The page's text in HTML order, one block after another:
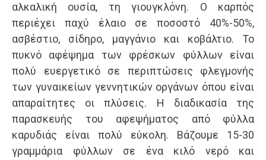
αλκαλική ουσία, τη γιουγκλόνη. Ο καρπός
περιέχει παχύ έλαιο σε ποσοστό 40%-50%,
ασβέστιο, σίδηρο, μαγγάνιο και κοβάλτιο. Το
πυκνό αφέψημα των φρέσκων φύλλων είναι
πολύ ευεργετικό σε περιπτώσεις φλεγμονής
των γυναικείων γεννητικών οργάνων όπου είναι
απαραίτητες οι πλύσεις. Η διαδικασία της
παρασκευής του αφεψήματος από φύλλα
καρυδιάς είναι πολύ εύκολη. Βάζουμε 15-30
γραμμάρια φύλλων σε ένα κιλό νερό και